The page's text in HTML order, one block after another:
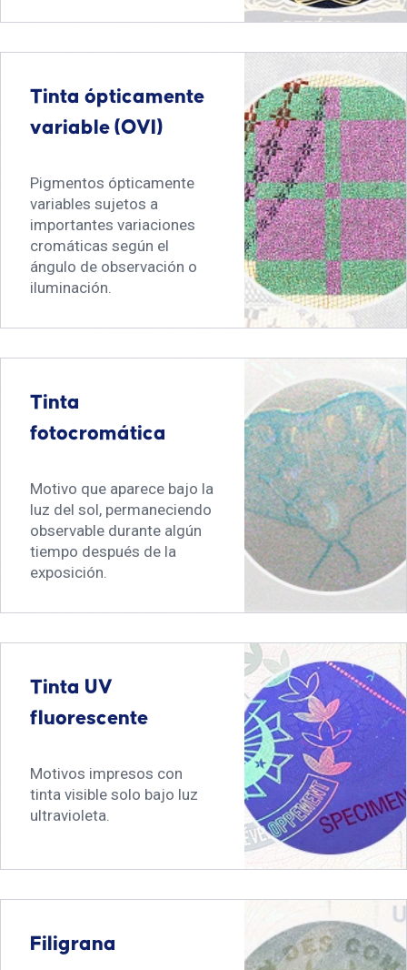
Tinta ópticamente
variable (OVI)
Pigmentos ópticamente
variables sujetos a
importantes variaciones
cromáticas según el
ángulo de observación o
iluminación.
Tinta
fotocromática
Motivo que aparece bajo la
luz del sol, permaneciendo
observable durante algún
tiempo después de la
exposición.
Tinta UV
fluorescente
Motivos impresos con
tinta visible solo bajo luz
ultravioleta.
Filigrana